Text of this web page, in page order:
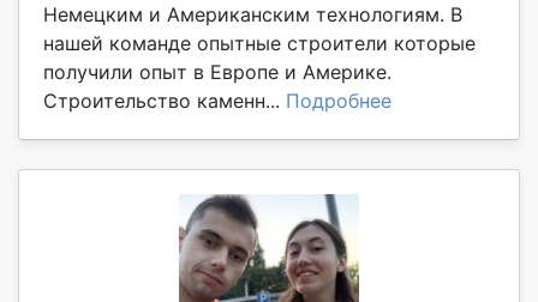
Немецким и Американским технологиям. В
нашей команде опытные строители которые
получили опыт в Европе и Америке.
Строительство каменн... Подробнее